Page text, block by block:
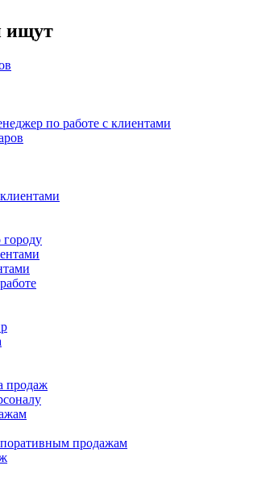
ищут
по работе с клиентами
городу
продаж
продажам